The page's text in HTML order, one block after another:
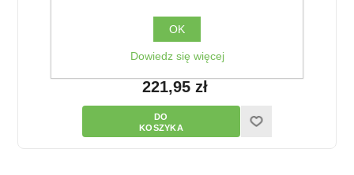
Czujnik grubości lodu PACKO 3m biały
221,95 zł
OK
Dowiedz się więcej